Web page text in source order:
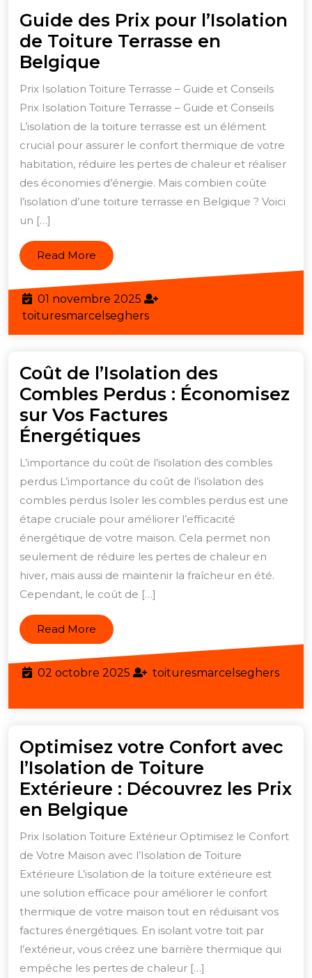
Guide des Prix pour l’Isolation
de Toiture Terrasse en
Belgique
des
Prix
pour
l’Isolation
de
Toiture
Terrasse
Belgique
Prix Isolation Toiture Terrasse – Guide et Conseils
Prix Isolation Toiture Terrasse – Guide et Conseils
L’isolation de la toiture terrasse est un élément
crucial pour assurer le confort thermique de votre
habitation, réduire les pertes de chaleur et réaliser
des économies d’énergie. Mais combien coûte
l’isolation d’une toiture terrasse en Belgique ? Voici
un […]
Read More Read
More
01 novembre 2025 01
novembre
2025
toituresmarcelsegherstoituresmarcelseghers
Coût de l’Isolation des
Combles Perdus : Économisez
sur Vos Factures
ÉnergétiquesCoût
de
l’Isolation
des
Combles
Perdus
:
Économisez
sur
Factures
Énergétiques
L’importance du coût de l’isolation des combles
perdus L’importance du coût de l’isolation des
combles perdus Isoler les combles perdus est une
étape cruciale pour améliorer l’efficacité
énergétique de votre maison. Cela permet non
seulement de réduire les pertes de chaleur en
hiver, mais aussi de maintenir la fraîcheur en été.
Cependant, le coût de […]
Read More Read
More
02 octobre 2025 02
2025
toituresmarcelseghers
Optimisez votre Confort avec
l’Isolation de Toiture
Extérieure : Découvrez les Prix
en Belgique
votre
Confort
avec
l’Isolation
de
Toiture
Extérieure
Prix Isolation Toiture Extérieur Optimisez le Confort
de Votre Maison avec l’Isolation de Toiture
Extérieure L’isolation de la toiture extérieure est
une solution efficace pour améliorer le confort
thermique de votre maison tout en réduisant vos
factures énergétiques. En isolant votre toit par
l’extérieur, vous créez une barrière thermique qui
empêche les pertes de chaleur […]